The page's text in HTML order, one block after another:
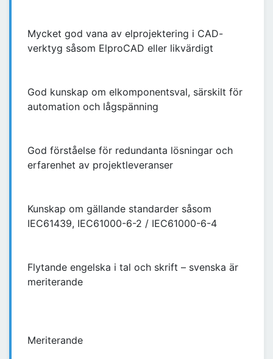
Mycket god vana av elprojektering i CAD-
verktyg såsom ElproCAD eller likvärdigt
God kunskap om elkomponentsval, särskilt för
automation och lågspänning
God förståelse för redundanta lösningar och
erfarenhet av projektleveranser
Kunskap om gällande standarder såsom
IEC61439, IEC61000-6-2 / IEC61000-6-4
Flytande engelska i tal och skrift – svenska är
meriterande
Meriterande